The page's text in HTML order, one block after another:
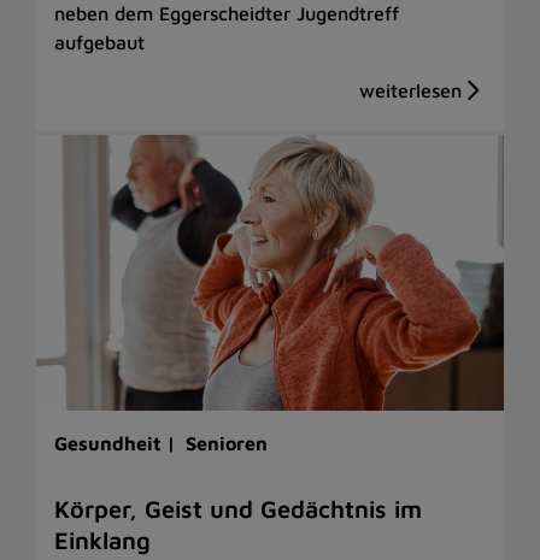
neben dem Eggerscheidter Jugendtreff
aufgebaut
Gesundheit | Senioren
Körper, Geist und Gedächtnis im
Einklang